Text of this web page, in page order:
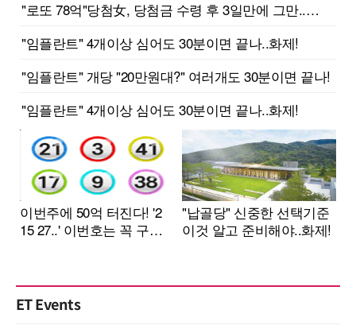
ET Events